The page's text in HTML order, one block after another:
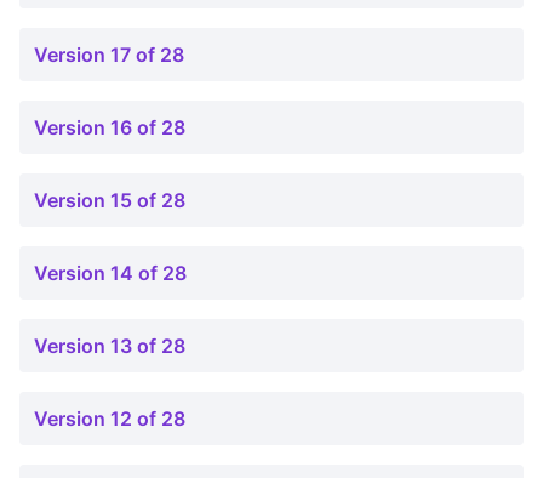
Version 17 of 28
Version 16 of 28
Version 15 of 28
Version 14 of 28
Version 13 of 28
Version 12 of 28